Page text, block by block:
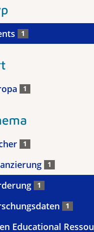
1
1
1
1
1
1
Educational